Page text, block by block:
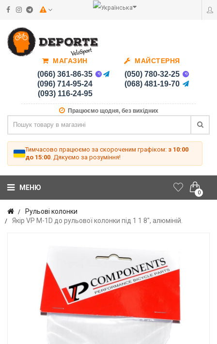
МАГАЗИН
(066) 361-86-35
(096) 714-95-24
(093) 116-24-95
МАЙСТЕРНЯ
(050) 780-32-25
(068) 481-19-70
Працюємо щодня, без вихідних
Тимчасово працюємо за скороченим графіком: з 10:00
до 15:00 . Дякуємо за розуміння!
0
МЕНЮ
Рульові колонки
Якір VP M-1D до рульової колонки під 1 1 8", алюміній.